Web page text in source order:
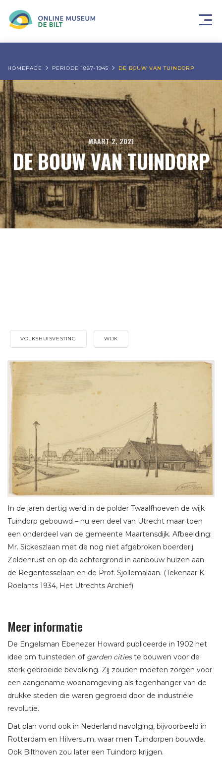
HOMEPAGE PERIODE 1887-1945 DE BOUW VAN TUINDORP
MAART 2, 2021
DE BOUW VAN TUINDORP
VOLKSHUISVESTING WIJK
In de jaren dertig werd in de polder Twaalfhoeven de wijk
Tuindorp gebouwd – nu een deel van Utrecht maar toen
een onderdeel van de gemeente Maartensdijk. Afbeelding:
Mr. Sickeszlaan met de nog niet afgebroken boerderij
Zeldenrust en op de achtergrond in aanbouw huizen aan
de Regentesselaan en de Prof. Sjollemalaan. (Tekenaar K.
Roelants 1934, Het Utrechts Archief)
Meer informatie
De Engelsman Ebenezer Howard publiceerde in 1902 het
idee om tuinsteden of garden citieste bouwen voor de
sterk gebroeide bevolking. Zij zouden moeten zorgen voor
een aangename woonomgeving als tegenhanger van de
drukke steden die waren gegroeid door de industriële
revolutie.
Dat plan vond ook in Nederland navolging, bijvoorbeeld in
Rotterdam en Hilversum, waar men Tuindorpen bouwde.
Ook Bilthoven zou later een Tuindorp krijgen.